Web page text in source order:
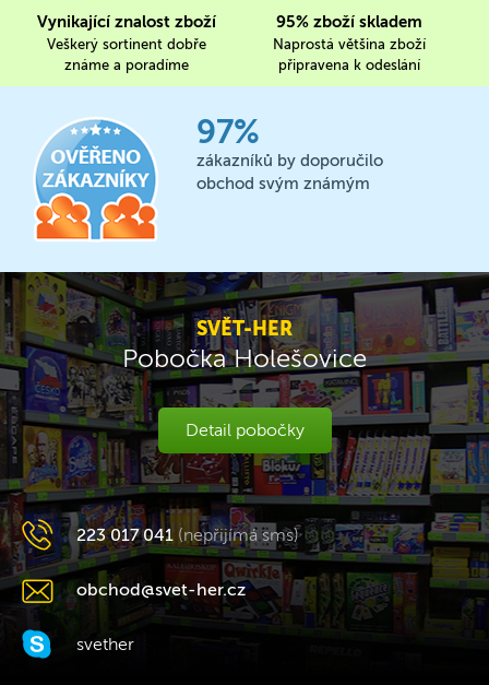
Vynikající znalost zboží
Veškerý sortinent dobře
známe a poradíme
95% zboží skladem
Naprostá většina zboží
připravena k odeslání
97%
zákazníků by doporučilo
obchod svým známým
SVĚT-HER
Pobočka Holešovice
Detail pobočky
223 017 041 (nepřijímá sms)
obchod@svet-her.cz
svether